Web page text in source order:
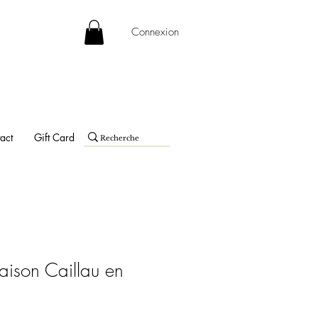
Connexion
Gift Card
Caillau en